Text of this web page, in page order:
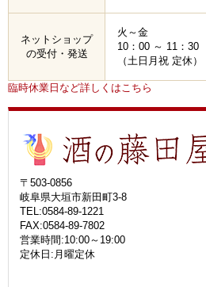
ネットショップ
の受付・発送
火～金
10：00 ～ 11：30
（土日月祝 定休）
臨時休業日など詳しくはこちら
〒503-0856
岐阜県大垣市新田町3-8
TEL:0584-89-1221
FAX:0584-89-7802
営業時間:10:00～19:00
定休日:月曜定休